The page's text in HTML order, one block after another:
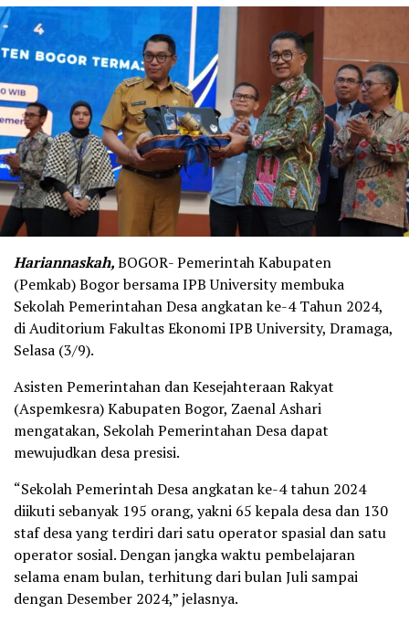
Hariannaskah,BOGOR- Pemerintah Kabupaten
(Pemkab) Bogor bersama IPB University membuka
Sekolah Pemerintahan Desa angkatan ke-4 Tahun 2024,
di Auditorium Fakultas Ekonomi IPB University, Dramaga,
Selasa (3/9).
Asisten Pemerintahan dan Kesejahteraan Rakyat
(Aspemkesra) Kabupaten Bogor, Zaenal Ashari
mengatakan, Sekolah Pemerintahan Desa dapat
mewujudkan desa presisi.
“Sekolah Pemerintah Desa angkatan ke-4 tahun 2024
diikuti sebanyak 195 orang, yakni 65 kepala desa dan 130
staf desa yang terdiri dari satu operator spasial dan satu
operator sosial. Dengan jangka waktu pembelajaran
selama enam bulan, terhitung dari bulan Juli sampai
dengan Desember 2024,” jelasnya.